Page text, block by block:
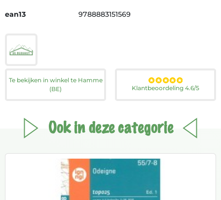
ean13 9788883151569
Te bekijken in winkel te Hamme
(BE)
Klantbeoordeling 4.6/5
Ook in deze categorie